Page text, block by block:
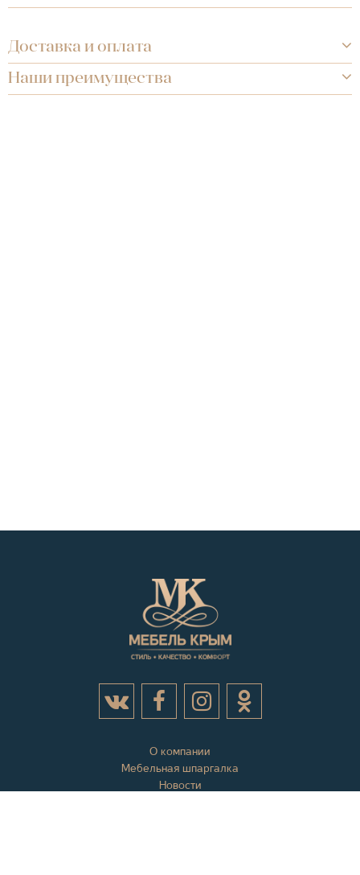
Доставка и оплата
Наши преимущества
О компании
Мебельная шпаргалка
Новости